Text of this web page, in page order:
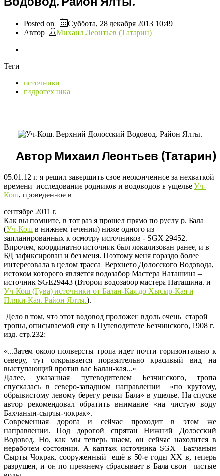
Posted on:
Суббота, 28 декабря 2013 10:49
Автор
Михаил Леонтьев (Татарин)
Теги
источники
гидротехника
Автор Михаил Леонтьев (Татарин)
05.01.12 г. я решил завершить свое неоконченное за нехваткой
времени исследование родников и водоводов в ущелье Уч-
Кош, проведенное в
сентябре 2011 г.
Как вы помните, в тот раз я прошел прямо по руслу р. Бала
(Уч-Кош в нижнем течении) ниже одного из
запланированных к осмотру источников - SGX 29452.
Впрочем, координатно источник был локализован ранее, и в
БД зафиксирован и без меня. Поэтому меня гораздо более
интересовала в целом трасса Верхнего Долосского Водовода,
истоком которого является водозабор Мастера Наташина –
источник SGE29443 (Второй водозабор мастера Наташина. и
Уч-Кош (Гува) источники от Балан-Кая до Хысыр-Кая и
Пляки-Кая. Район Ялты.).
Дело в том, что этот водовод проложен вдоль очень старой
тропы, описываемой еще в Путеводителе Безчинского, 1908 г.
изд. стр.232:
«...Затем около полверсты тропа идет почти горизонтально к
северу, тут открывается поразительно красивый вид на
выступающий против вас Балан-кая...»
Далее, указанная путеводителем Безчинского, тропа
спускалась в северо-западном направлении «по крутому,
обрывистому левому берегу речки Бала» в ущелье. На спуске
автор рекомендовал обратить внимание «на чистую воду
Бахчанын-сырты-чокрак».
Современная дорога и сейчас проходит в этом же
направлении. Под дорогой спрятан Нижний Долосский
Водовод. Но, как мы теперь знаем, он сейчас находится в
нерабочем состоянии. А каптаж источника SGX Бахчанын
Сырты Чокрак, сооруженный ещё в 50-е годы ХХ в, теперь
разрушен, и он по прежнему сбрасывает в Бала свои чистые